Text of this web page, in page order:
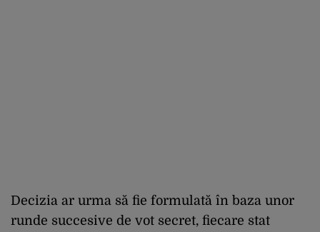
Decizia ar urma să fie formulată în baza unor
runde succesive de vot secret, fiecare stat